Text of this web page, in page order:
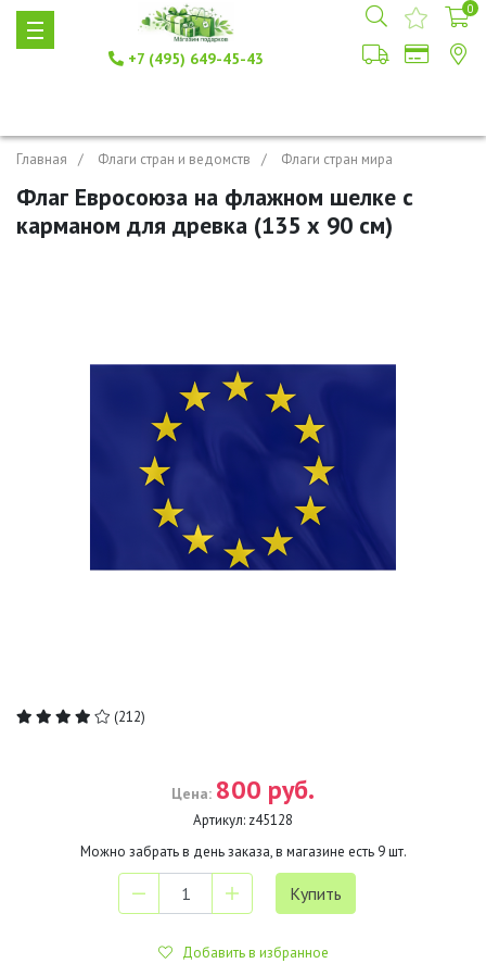
+7 (495) 649-45-43
0
Главная Флаги стран и ведомств Флаги стран мира
Флаг Евросоюза на флажном шелке с
карманом для древка (135 х 90 см)
(212)
Цена: 800 руб.
Артикул: z45128
Можно забрать в день заказа, в магазине есть 9шт.
Добавить в избранное